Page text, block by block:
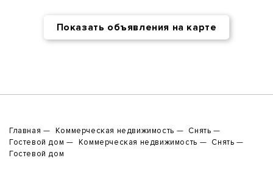
Показать объявления на карте
Главная Коммерческая недвижимость
Снять
Гостевой дом
Коммерческая недвижимость
Снять
Гостевой дом